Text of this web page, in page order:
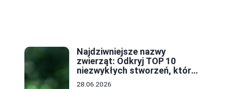
Najdziwniejsze nazwy
zwierząt: Odkryj TOP 10
niezwykłych stworzeń, które
zaskoczą każdego
28.06.2026